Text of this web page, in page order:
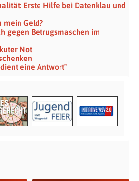
Erste Hilfe bei Datenklau und
mein Geld?
gegen Betrugsmaschen im
Not
eine Antwort"